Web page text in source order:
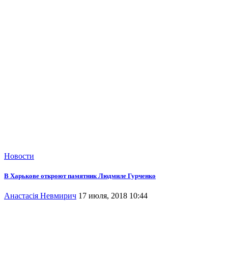
Новости
В Харькове откроют памятник Людмиле Гурченко
Анастасія Невмирич 17 июля, 2018 10:44